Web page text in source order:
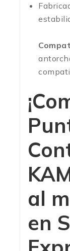
al
en